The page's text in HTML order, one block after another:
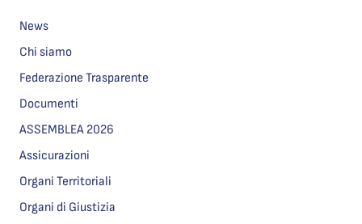
News
Chi siamo
Federazione Trasparente
Documenti
ASSEMBLEA 2026
Assicurazioni
Organi Territoriali
Organi di Giustizia